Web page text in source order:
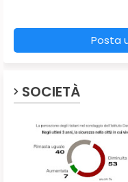
Posta
SOCIETÀ